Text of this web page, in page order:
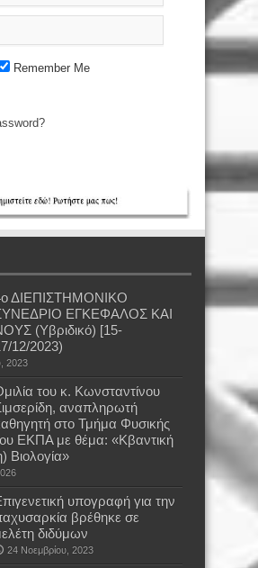
Remember Me
ΔΙΕΠΙΣΤΗΜΟΝΙΚΟ
ΕΓΚΕΦΑΛΟΣ ΚΑΙ
(Υβριδικό) [15-
12/2023)
2023
του κ. Κωνσταντίνου
αναπληρωτή
στο Τμήμα Φυσικής
ΕΚΠΑ με θέμα: «Κβαντική
Βιολογία»
υπογραφή για την
βρέθηκε σε
διδύμων
24 Νοεμβρίου, 2023